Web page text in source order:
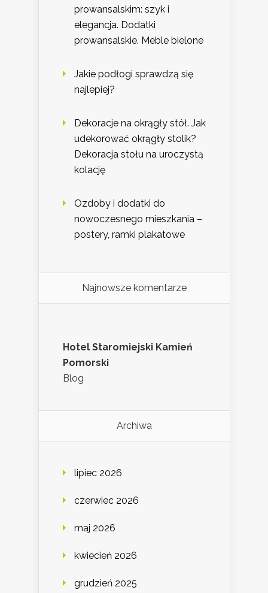
prowansalskim: szyk i
elegancja. Dodatki
prowansalskie. Meble bielone
Jakie podłogi sprawdzą się
najlepiej?
Dekoracje na okrągły stół. Jak
udekorować okrągły stolik?
Dekoracja stołu na uroczystą
kolację
Ozdoby i dodatki do
nowoczesnego mieszkania –
postery, ramki plakatowe
Najnowsze komentarze
Hotel Staromiejski Kamień
Pomorski
Blog
Archiwa
lipiec 2026
czerwiec 2026
maj 2026
kwiecień 2026
grudzień 2025